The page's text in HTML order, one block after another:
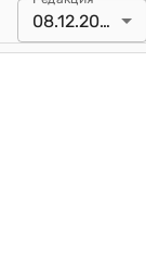
08.12.2025